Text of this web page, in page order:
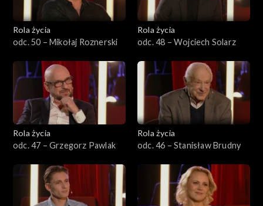
Rola życia
odc. 50 – Mikołaj Roznerski
Rola życia
odc. 48 – Wojciech Solarz
Rola życia
odc. 47 – Grzegorz Pawlak
Rola życia
odc. 46 – Stanisław Brudny